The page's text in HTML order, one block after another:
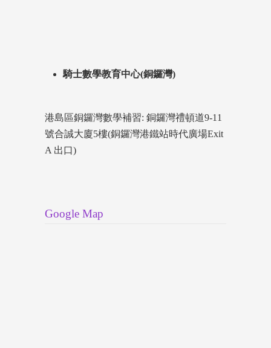
騎士數學教育中心(銅鑼灣)
港島區銅鑼灣數學補習: 銅鑼灣禮頓道9-11
號合誠大廈5樓(銅鑼灣港鐵站時代廣場Exit
A 出口)
Google Map